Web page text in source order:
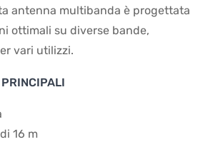
antenna multibanda è progettata
ottimali su diverse bande,
vari utilizzi.
16 m